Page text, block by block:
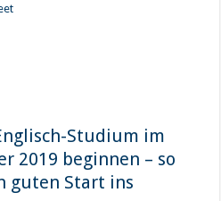
Studium im
2019 beginnen – so
guten Start ins